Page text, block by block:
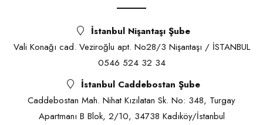
İstanbul Nişantaşı Şube
Vali Konağı cad. Veziroğlu apt. No28/3 Nişantaşı / İSTANBUL
0546 524 32 34
İstanbul Caddebostan Şube
Caddebostan Mah. Nihat Kızılatan Sk. No: 348, Turgay
Apartmanı B Blok, 2/10, 34738 Kadıköy/İstanbul